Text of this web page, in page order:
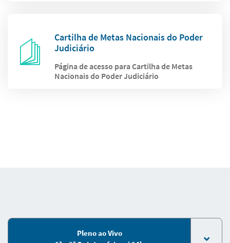
Cartilha de Metas Nacionais do Poder
Judiciário
Página de acesso para Cartilha de Metas
Nacionais do Poder Judiciário
Pleno ao Vivo